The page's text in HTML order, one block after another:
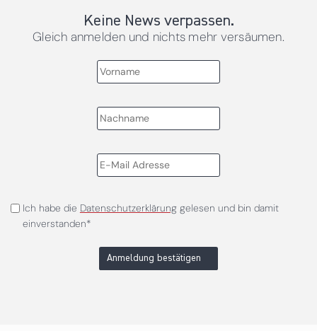
Keine News verpassen.
Gleich anmelden und nichts mehr versäumen.
Ich habe die Datenschutzerklärunggelesen und bin damit
einverstanden*
Anmeldung bestätigen